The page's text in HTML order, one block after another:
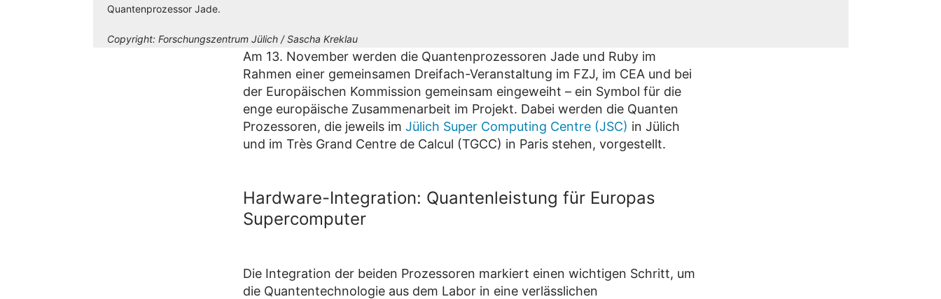
Quantenprozessor Jade.
Copyright: Forschungszentrum Jülich / Sascha Kreklau
Am 13. November werden die Quantenprozessoren Jade und Ruby im
Rahmen einer gemeinsamen Dreifach-Veranstaltung im FZJ, im CEA und bei
der Europäischen Kommission gemeinsam eingeweiht – ein Symbol für die
enge europäische Zusammenarbeit im Projekt. Dabei werden die Quanten
Prozessoren, die jeweils im Jülich Super Computing Centre (JSC) in Jülich
und im Très Grand Centre de Calcul (TGCC) in Paris stehen, vorgestellt.
Hardware-Integration: Quantenleistung für Europas
Supercomputer
Die Integration der beiden Prozessoren markiert einen wichtigen Schritt, um
die Quantentechnologie aus dem Labor in eine verlässlichen